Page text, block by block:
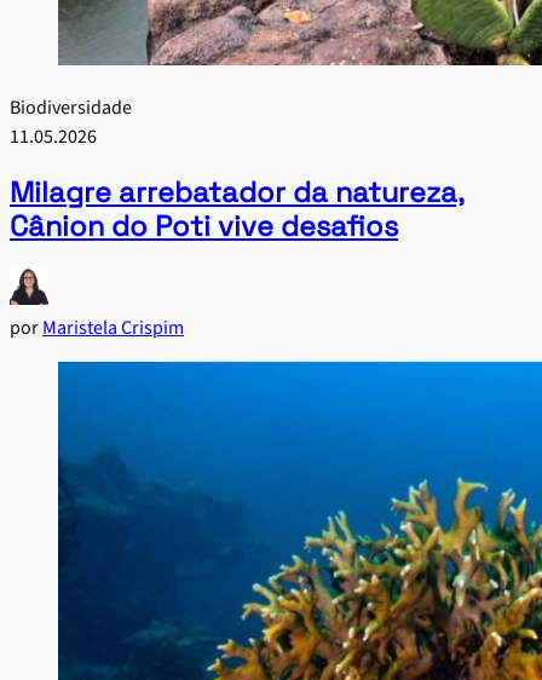
Biodiversidade
11.05.2026
Milagre arrebatador da natureza,
Cânion do Poti vive desafios
porMaristela Crispim